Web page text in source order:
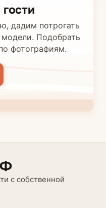
дадим потрогать
Подобрать
фотографиям.
с собственной